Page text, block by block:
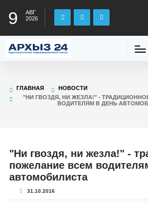
9
АВГ
2026
ГЛАВНАЯ
НОВОСТИ
"НИ ГВОЗДЯ, НИ ЖЕЗЛА!" -
ВОДИТЕЛЯМ В ДЕНЬ
"Ни гвоздя, ни жезла!" -
пожелание всем
автомобилиста
31.10.2016